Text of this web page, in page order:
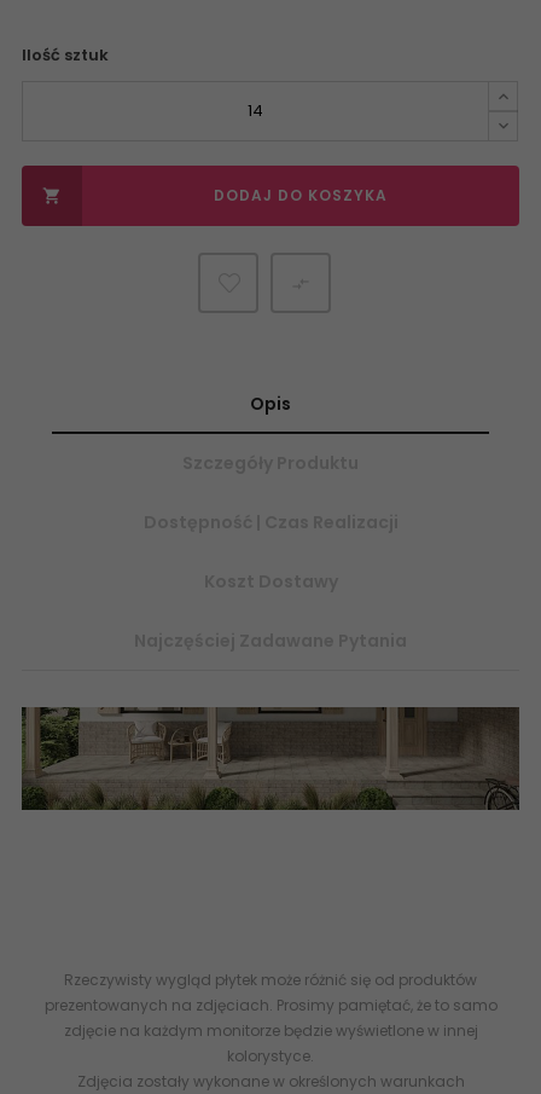
Ilość sztuk
 DODAJ DO KOSZYKA
Opis
Rzeczywisty wygląd płytek może różnić się od produktów
prezentowanych na zdjęciach. Prosimy pamiętać, że to samo
zdjęcie na każdym monitorze będzie wyświetlone w innej
kolorystyce.
Zdjęcia zostały wykonane w określonych warunkach